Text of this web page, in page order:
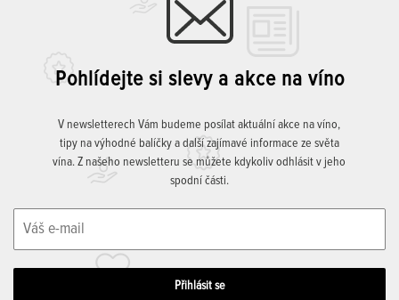
Pohlídejte si slevy a akce na víno
V newsletterech Vám budeme posílat aktuální akce na víno,
tipy na výhodné balíčky a další zajímavé informace ze světa
vína. Z našeho newsletteru se můžete kdykoliv odhlásit v jeho
spodní části.